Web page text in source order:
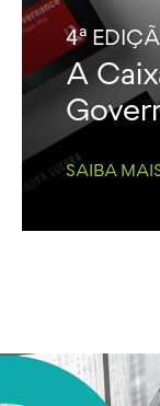
4ª
A
SAIBA